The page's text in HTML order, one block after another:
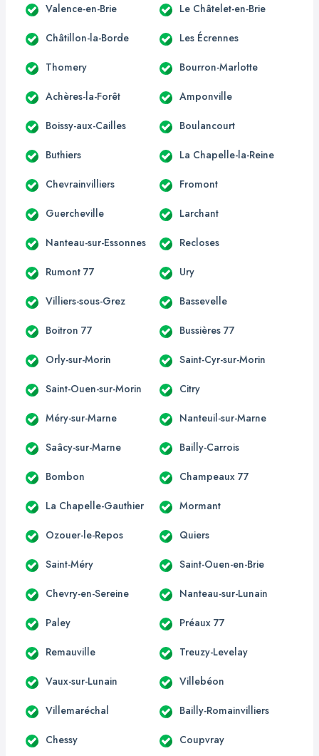
Valence-en-Brie Le Châtelet-en-Brie
Châtillon-la-Borde Les Écrennes
Thomery Bourron-Marlotte
Achères-la-Forêt Amponville
Boissy-aux-Cailles Boulancourt
Buthiers La Chapelle-la-Reine
Chevrainvilliers Fromont
Guercheville Larchant
Nanteau-sur-Essonnes Recloses
Rumont 77 Ury
Villiers-sous-Grez Bassevelle
Boitron 77 Bussières 77
Orly-sur-Morin Saint-Cyr-sur-Morin
Saint-Ouen-sur-Morin Citry
Méry-sur-Marne Nanteuil-sur-Marne
Saâcy-sur-Marne Bailly-Carrois
Bombon Champeaux 77
La Chapelle-Gauthier Mormant
Ozouer-le-Repos Quiers
Saint-Méry Saint-Ouen-en-Brie
Chevry-en-Sereine Nanteau-sur-Lunain
Paley Préaux 77
Remauville Treuzy-Levelay
Vaux-sur-Lunain Villebéon
Villemaréchal Bailly-Romainvilliers
Chessy Coupvray